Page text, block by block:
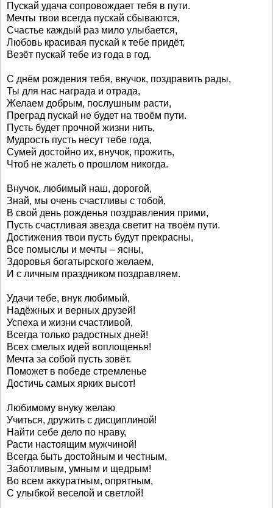
Пускай удача сопровождает тебя в пути.
Мечты твои всегда пускай сбываются,
Счастье каждый раз мило улыбается,
Любовь красивая пускай к тебе придёт,
Везёт пускай тебе из года в год.
С днём рождения тебя, внучок, поздравить рады,
Ты для нас награда и отрада,
Желаем добрым, послушным расти,
Преград пускай не будет на твоём пути.
Пусть будет прочной жизни нить,
Мудрость пусть несут тебе года,
Сумей достойно их, внучок, прожить,
Чтоб не жалеть о прошлом никогда.
Внучок, любимый наш, дорогой,
Знай, мы очень счастливы с тобой,
В свой день рожденья поздравления прими,
Пусть счастливая звезда светит на твоём пути.
Достижения твои пусть будут прекрасны,
Все помыслы и мечты – ясны,
Здоровья богатырского желаем,
И с личным праздником поздравляем.
Удачи тебе, внук любимый,
Надёжных и верных друзей!
Успеха и жизни счастливой,
Всегда только радостных дней!
Всех смелых идей воплощенья!
Мечта за собой пусть зовёт.
Поможет в победе стремленье
Достичь самых ярких высот!
Любимому внуку желаю
Учиться, дружить с дисциплиной!
Найти себе дело по нраву,
Расти настоящим мужчиной!
Всегда быть достойным и честным,
Заботливым, умным и щедрым!
Во всем аккуратным, опрятным,
С улыбкой веселой и светлой!